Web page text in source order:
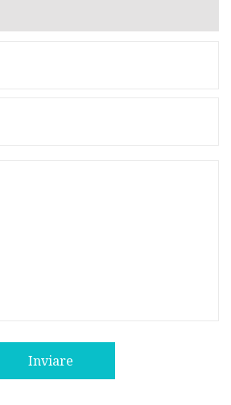
Inviare